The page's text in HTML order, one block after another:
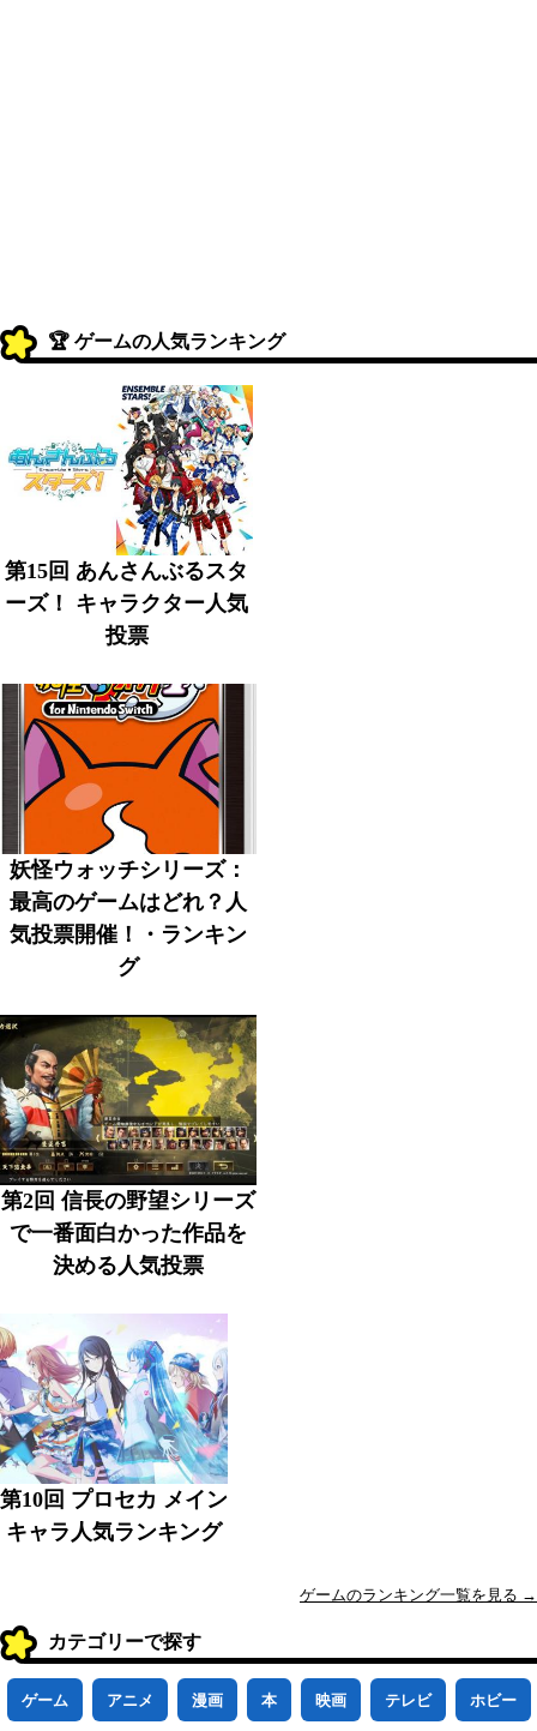
🏆 ゲームの人気ランキング
第15回 あんさんぶるスタ
ーズ！ キャラクター人気
投票
妖怪ウォッチシリーズ：
最高のゲームはどれ？人
気投票開催！・ランキン
グ
第2回 信長の野望シリーズ
で一番面白かった作品を
決める人気投票
第10回 プロセカ メイン
キャラ人気ランキング
ゲームのランキング一覧を見る →
カテゴリーで探す
ゲーム アニメ 漫画 本 映画 テレビ ホビー